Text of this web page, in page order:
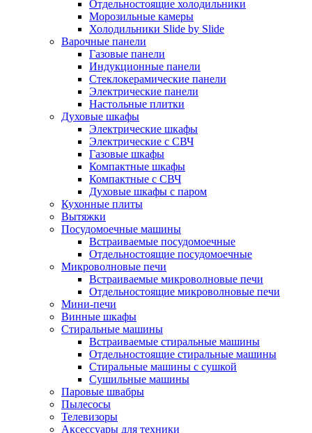
Отдельностоящие холодильники
Морозильные камеры
Холодильники Slide by Slide
Варочные панели
Газовые панели
Индукционные панели
Стеклокерамические панели
Электрические панели
Настольные плитки
Духовые шкафы
Электрические шкафы
Электрические с СВЧ
Газовые шкафы
Компактные шкафы
Компактные с СВЧ
Духовые шкафы с паром
Кухонные плиты
Вытяжки
Посудомоечные машины
Встраиваемые посудомоечные
Отдельностоящие посудомоечные
Микроволновые печи
Встраиваемые микроволновые печи
Отдельностоящие микроволновые печи
Мини-печи
Винные шкафы
Стиральные машины
Встраиваемые стиральные машины
Отдельностоящие стиральные машины
Стиральные машины с сушкой
Сушильные машины
Паровые швабры
Пылесосы
Телевизоры
Аксессуары для техники